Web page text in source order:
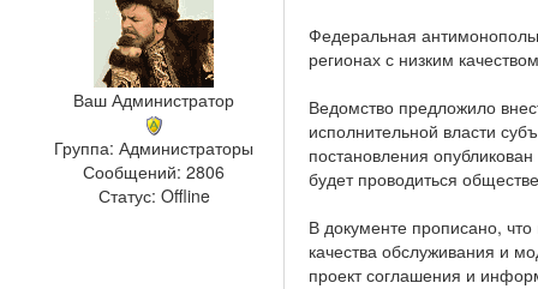
Ваш Администратор
Группа: Администраторы
Сообщений: 2806
Статус: Offline
Федеральная
регионах с низким
Ведомство предложило
исполнительной власти
постановления
будет проводиться
В документе прописано,
качества обслуживания и
проект соглашения и